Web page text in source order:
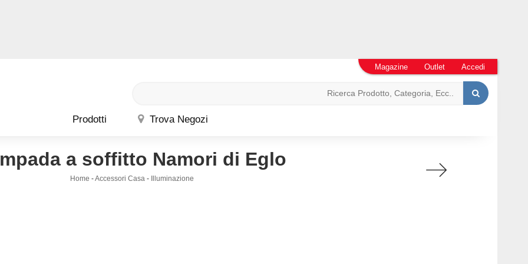
Prodotti Trova Negozi
Magazine Outlet Accedi
a soffitto Namori di Eglo
Home -Accessori Casa - Illuminazione